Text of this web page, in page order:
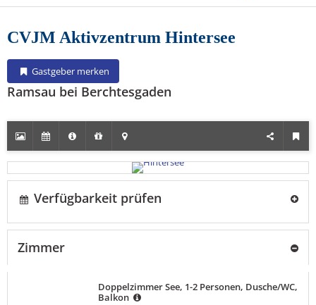
CVJM Aktivzentrum Hintersee
Gastgeber merken
Ramsau bei Berchtesgaden
Verfügbarkeit prüfen
Zimmer
Doppelzimmer See, 1-2 Personen, Dusche/WC,
Balkon